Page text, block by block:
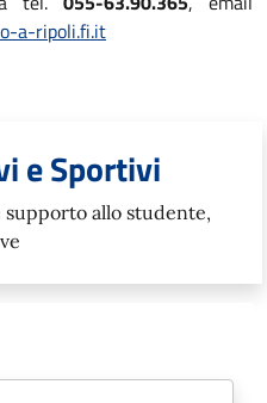
a-ripoli.fi.it
e Sportivi
allo studente,